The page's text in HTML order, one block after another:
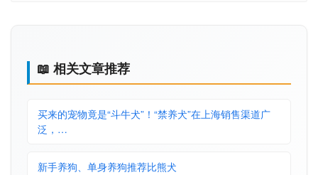
📖 相关文章推荐
买来的宠物竟是“斗牛犬”！“禁养犬”在上海销售渠道广
泛，…
新手养狗、单身养狗推荐比熊犬